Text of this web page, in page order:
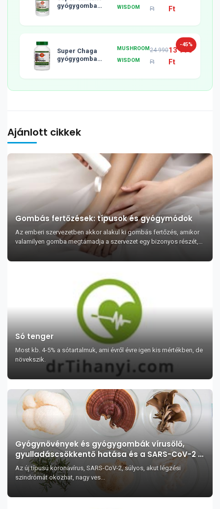
gyógygomba
WISDOM
Ft
Ft
-45%
Super Chaga
gyógygomba
MUSHROOM
WISDOM
24 990
Ft
13 990
Ft
Ajánlott cikkek
Gombás fertőzések: típusok és gyógymódok
Az emberi szervezetben akkor alakul ki gombás fertőzés, amikor
valamilyen gomba megtámadja a szervezet egy bizonyos részét,
az immunrendszer pedig nem k...
Só tenger
Most kb. 4-5% a sótartalmuk, ami évről évre igen kis mértékben, de
növekszik.
Gyógynövények és gyógygombák vírusölő,
gyulladáscsökkentő hatása és a SARS-CoV-2 –
koronavírus fertőzés
Az új típusú koronavírus, SARS-CoV-2, súlyos, akut légzési
szindrómát okozhat, nagy ves...